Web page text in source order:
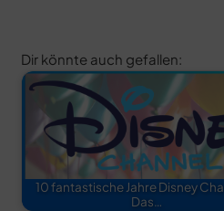
Dir könnte auch gefallen:
10 fantastische Jahre Disney
Das…